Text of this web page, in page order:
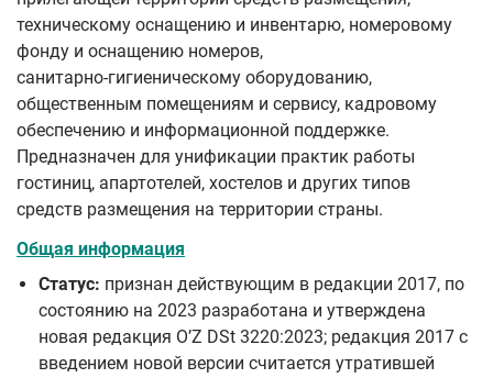
техническому оснащению и инвентарю, номеровому
фонду и оснащению номеров,
санитарно‑гигиеническому оборудованию,
общественным помещениям и сервису, кадровому
обеспечению и информационной поддержке.
Предназначен для унификации практик работы
гостиниц, апартотелей, хостелов и других типов
средств размещения на территории страны.
Общая информация
Статус: признан действующим в редакции 2017, по
состоянию на 2023 разработана и утверждена
новая редакция OʼZ DSt 3220:2023; редакция 2017 с
введением новой версии считается утратившей